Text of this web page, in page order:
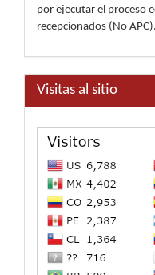
por ejecutar el proceso
recepcionados (No APC).
Visitas al sitio